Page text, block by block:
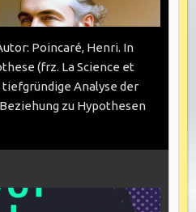
Poincaré, Henri. In
(frz. La Science et
Analyse der
zu Hypothesen